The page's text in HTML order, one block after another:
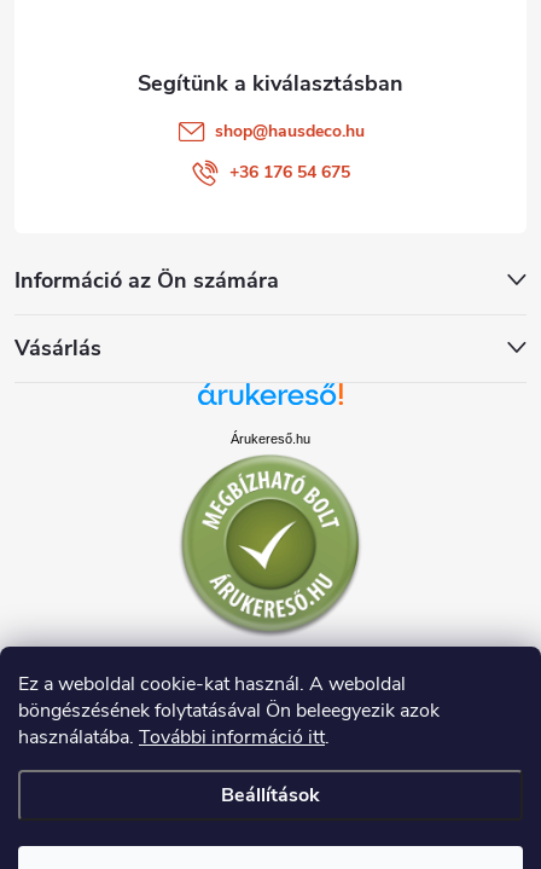
Ez a weboldal cookie-kat használ. A weboldal
böngészésének folytatásával Ön beleegyezik azok
használatába. További információ itt.
Beállítások
Információ az Ön számára
Vásárlás
shop@hausdeco.hu
+36 176 54 675
Árukereső.hu
Copyright 2026HAUSDECO.HU. Minden jog fenntartva.